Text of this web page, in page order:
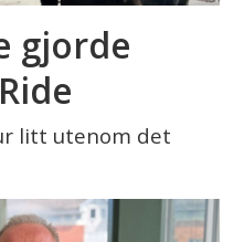
gjorde
litt utenom det